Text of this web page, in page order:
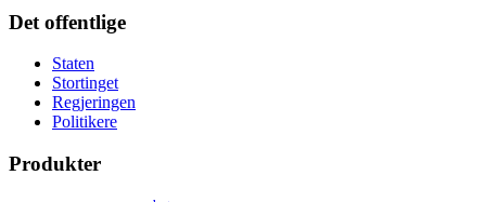
Det offentlige
Staten
Stortinget
Regjeringen
Politikere
Produkter